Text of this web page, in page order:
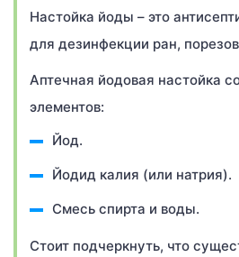
Настойка йоды – это
для дезинфекции ран,
Аптечная йодовая настойка
элементов:
Йод.
Йодид калия (или натрия).
Смесь спирта и воды.
Стоит подчеркнуть, что